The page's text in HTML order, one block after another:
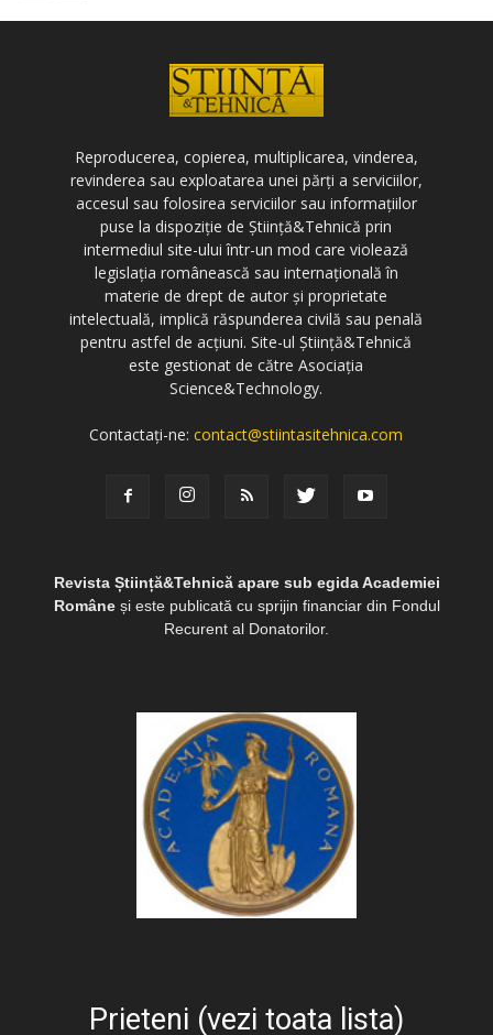
Reproducerea, copierea, multiplicarea, vinderea,
revinderea sau exploatarea unei părți a serviciilor,
accesul sau folosirea serviciilor sau informațiilor
puse la dispoziție de Știință&Tehnică prin
intermediul site-ului într-un mod care violează
legislația românească sau internațională în
materie de drept de autor și proprietate
intelectuală, implică răspunderea civilă sau penală
pentru astfel de acțiuni. Site-ul Știință&Tehnică
este gestionat de către Asociația
Science&Technology.
Contactați-ne:contact@stiintasitehnica.com
Revista Știință&Tehnică apare sub egida Academiei
Româneși este publicată cu sprijin financiar din Fondul
Recurent al Donatorilor.
Prieteni (vezi toata lista)